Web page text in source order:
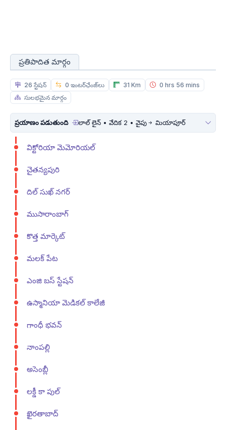
ప్రతిపాదిత మార్గం
26 స్టేషన్ 0 ఇంటర్‌ఛేంజ్‌లు 31 Km
0 hrs 56 mins
సులభమైన మార్గం
ప్రయాణం పడుతుంది లాల్ లైన్ • వేదిక 2 • వైపు మియాపూర్
విక్టోరియా మెమోరియల్
చైతన్యపురి
దిల్ సుఖ్ నగర్
ముసారాంబాగ్
కొత్త మార్కెట్
మలక్ పేట
ఎంజి బస్ స్టేషన్
ఉస్మానియా మెడికల్ కాలేజీ
గాంధీ భవన్
నాంపల్లి
అసెంబ్లీ
లక్డీ కా పుల్
ఖైరతాబాద్